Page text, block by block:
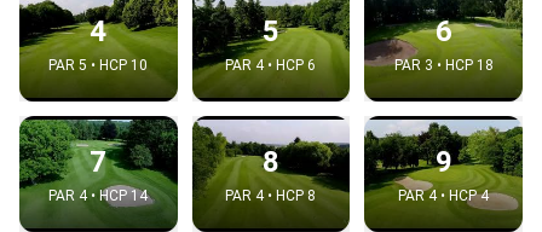
4
PAR 5 • HCP 10
5
PAR 4 • HCP 6
6
PAR 3 • HCP 18
7
PAR 4 • HCP 14
8
PAR 4 • HCP 8
9
PAR 4 • HCP 4